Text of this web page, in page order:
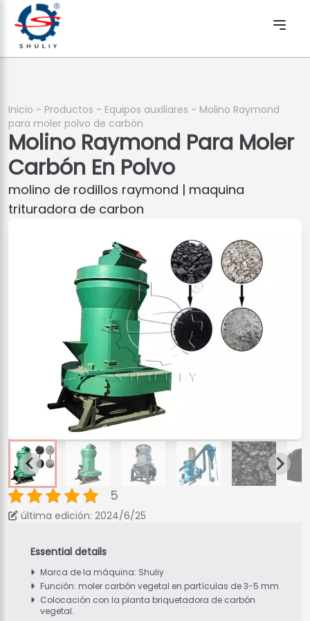
Inicio - Productos - Equipos auxiliares - Molino Raymond
para moler polvo de carbón
Molino Raymond Para Moler
Carbón En Polvo
molino de rodillos raymond | maquina
trituradora de carbon
5
última edición: 2024/6/25
Marca de la máquina: Shuliy
Función: moler carbón vegetal en partículas de 3-5 mm
Colocación con la planta briquetadora de carbón
vegetal.